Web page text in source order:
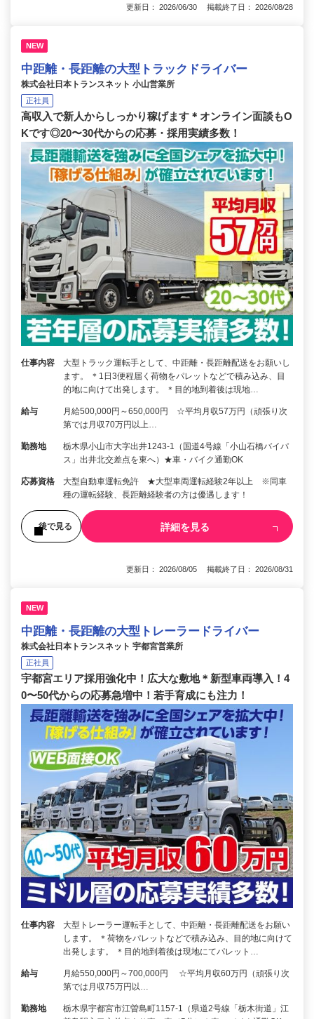
更新日： 2026/06/30 掲載終了日： 2026/08/28
NEW
中距離・長距離の大型トラックドライバー
株式会社日本トランスネット 小山営業所
正社員
高収入で新人からしっかり稼げます＊オンライン面談もO
Kです◎20〜30代からの応募・採用実績多数！
仕事内容
大型トラック運転手として、中距離・長距離配送をお願いし
ます。 ＊1日3便程届く荷物をパレットなどで積み込み、目
的地に向けて出発します。 ＊目的地到着後は現地…
給与
月給500,000円～650,000円 ☆平均月収57万円（頑張り次
第では月収70万円以上…
勤務地
栃木県小山市大字出井1243-1（国道4号線「小山石橋バイパ
ス」出井北交差点を東へ）★車・バイク通勤OK
応募資格
大型自動車運転免許 ★大型車両運転経験2年以上 ※同車
種の運転経験、長距離経験者の方は優遇します！
後で見る 詳細を見る
更新日： 2026/08/05 掲載終了日： 2026/08/31
NEW
中距離・長距離の大型トレーラードライバー
株式会社日本トランスネット 宇都宮営業所
正社員
宇都宮エリア採用強化中！広大な敷地＊新型車両導入！4
0〜50代からの応募急増中！若手育成にも注力！
仕事内容
大型トレーラー運転手として、中距離・長距離配送をお願い
します。 ＊荷物をパレットなどで積み込み、目的地に向けて
出発します。 ＊目的地到着後は現地にてパレット…
給与
月給550,000円～700,000円 ☆平均月収60万円（頑張り次
第では月収75万円以…
勤務地
栃木県宇都宮市江曽島町1157-1（県道2号線「栃木街道」江